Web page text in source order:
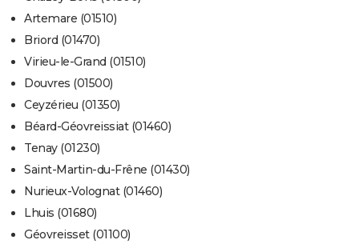
Artemare (01510)
Briord (01470)
Virieu-le-Grand (01510)
Douvres (01500)
Ceyzérieu (01350)
Béard-Géovreissiat (01460)
Tenay (01230)
Saint-Martin-du-Frêne (01430)
Nurieux-Volognat (01460)
Lhuis (01680)
Géovreisset (01100)